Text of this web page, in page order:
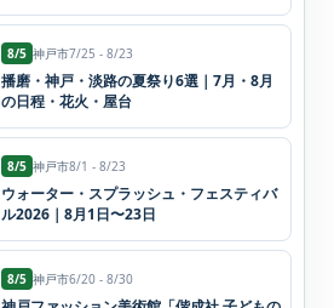
8/5 神戸市7/25 - 8/23
播磨・神戸・淡路の夏祭り6選｜7月・8月
の日程・花火・屋台
8/5 神戸市8/1 - 8/23
ウォーター・スプラッシュ・フェスティバ
ル2026｜8月1日〜23日
8/5 神戸市6/20 - 8/30